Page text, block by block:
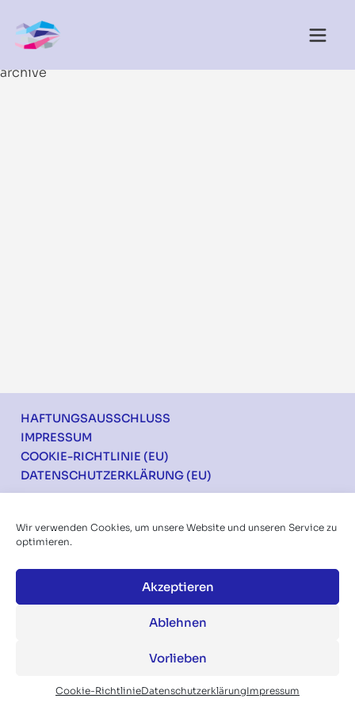
Wir verwenden Cookies, um unsere Website und unseren Service zu
optimieren.
Akzeptieren
Ablehnen
Vorlieben
Cookie-RichtlinieDatenschutzerklärungImpressum
archive
Footer
HAFTUNGSAUSSCHLUSS
IMPRESSUM
COOKIE-RICHTLINIE (EU)
DATENSCHUTZERKLÄRUNG (EU)
Ich möchte über die Konferenzen informiert
werden